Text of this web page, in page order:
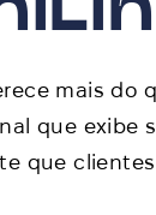
mais do
que exibe
que